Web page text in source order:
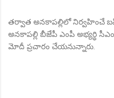
తర్వాత అనకాపల్లిలో నిర్వహించే
అనకాపల్లి బీజేపీ ఎంపీ అభ్యర్థి
మోదీ ప్రచారం చేయనున్నారు.